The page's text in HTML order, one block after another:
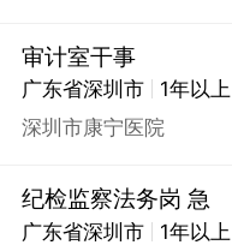
审计室干事
广东省深圳市 1年以上
深圳市康宁医院
纪检监察法务岗 急
广东省深圳市 1年以上